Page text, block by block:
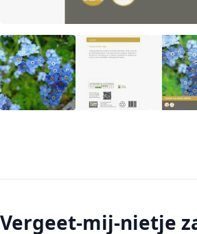
Vergeet-mij-nietje